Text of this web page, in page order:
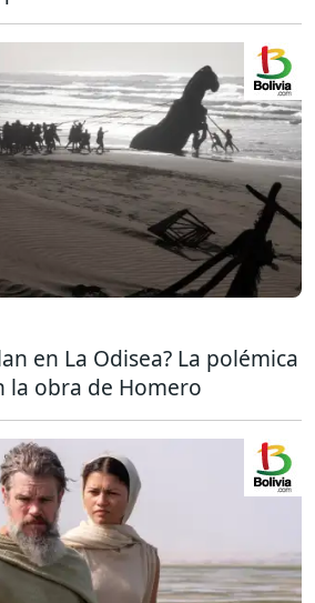
en La Odisea? La polémica
la obra de Homero